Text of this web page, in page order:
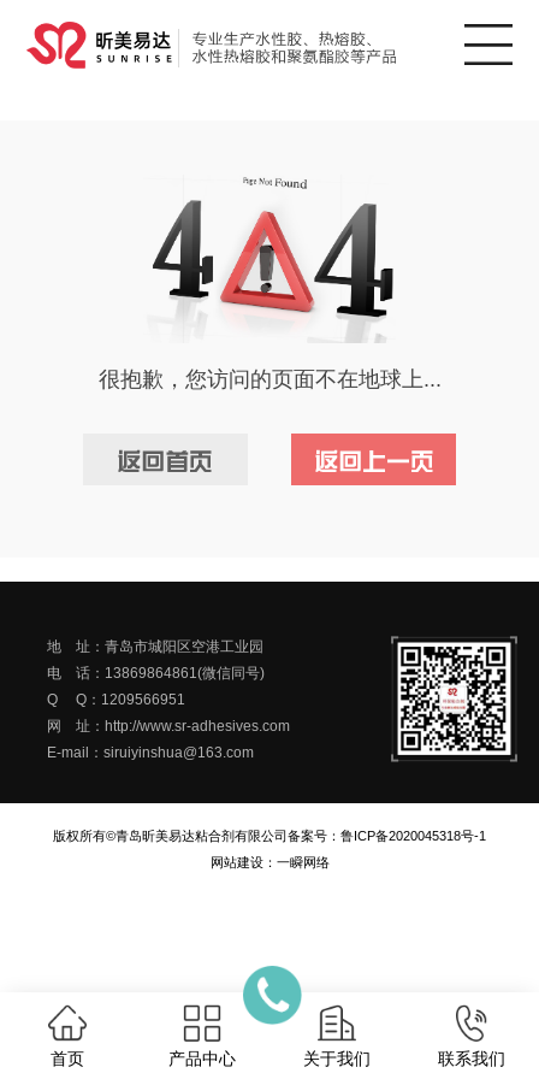
很抱歉，您访问的页面不在地球上...
地 址：青岛市城阳区空港工业园
电 话：13869864861(微信同号)
Q Q：1209566951
网 址：http://www.sr-adhesives.com
E-mail：siruiyinshua@163.com
版权所有©青岛昕美易达粘合剂有限公司备案号： 鲁ICP备2020045318号-1
网站建设： 一瞬网络
首页 产品中心 关于我们 联系我们